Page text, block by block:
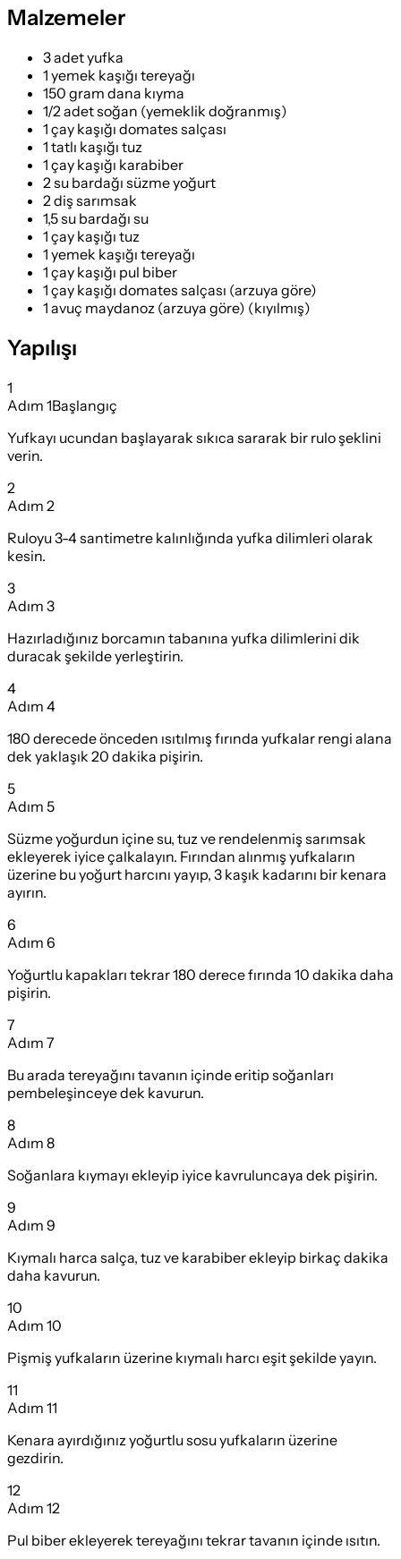
Malzemeler
3 adet yufka
1 yemek kaşığı tereyağı
150 gram dana kıyma
1/2 adet soğan (yemeklik doğranmış)
1 çay kaşığı domates salçası
1 tatlı kaşığı tuz
1 çay kaşığı karabiber
2 su bardağı süzme yoğurt
2 diş sarımsak
1,5 su bardağı su
1 çay kaşığı tuz
1 yemek kaşığı tereyağı
1 çay kaşığı pul biber
1 çay kaşığı domates salçası (arzuya göre)
1 avuç maydanoz (arzuya göre) (kıyılmış)
Yapılışı
1
Adım 1Başlangıç
Yufkayı ucundan başlayarak sıkıca sararak bir rulo şeklini
verin.
2
Adım 2
Ruloyu 3-4 santimetre kalınlığında yufka dilimleri olarak
kesin.
3
Adım 3
Hazırladığınız borcamın tabanına yufka dilimlerini dik
duracak şekilde yerleştirin.
4
Adım 4
180 derecede önceden ısıtılmış fırında yufkalar rengi alana
dek yaklaşık 20 dakika pişirin.
5
Adım 5
Süzme yoğurdun içine su, tuz ve rendelenmiş sarımsak
ekleyerek iyice çalkalayın. Fırından alınmış yufkaların
üzerine bu yoğurt harcını yayıp, 3 kaşık kadarını bir kenara
ayırın.
6
Adım 6
Yoğurtlu kapakları tekrar 180 derece fırında 10 dakika daha
pişirin.
7
Adım 7
Bu arada tereyağını tavanın içinde eritip soğanları
pembeleşinceye dek kavurun.
8
Adım 8
Soğanlara kıymayı ekleyip iyice kavruluncaya dek pişirin.
9
Adım 9
Kıymalı harca salça, tuz ve karabiber ekleyip birkaç dakika
daha kavurun.
10
Adım 10
Pişmiş yufkaların üzerine kıymalı harcı eşit şekilde yayın.
11
Adım 11
Kenara ayırdığınız yoğurtlu sosu yufkaların üzerine
gezdirin.
12
Adım 12
Pul biber ekleyerek tereyağını tekrar tavanın içinde ısıtın.